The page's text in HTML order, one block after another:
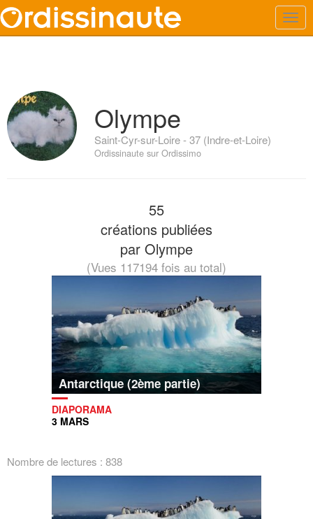
Olympe
Saint-Cyr-sur-Loire - 37 (Indre-et-Loire)
Ordissinaute sur Ordissimo
55
créations publiées
par Olympe
(Vues 117194 fois au total)
Antarctique (2ème partie)
DIAPORAMA
3 MARS
Nombre de lectures : 838